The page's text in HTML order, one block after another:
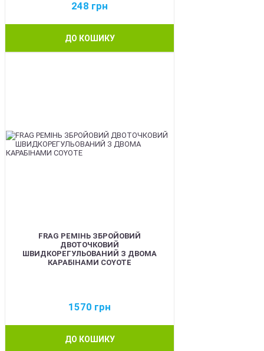
248 грн
ДО КОШИКУ
FRAG РЕМІНЬ ЗБРОЙОВИЙ
ДВОТОЧКОВИЙ
ШВИДКОРЕГУЛЬОВАНИЙ З ДВОМА
КАРАБІНАМИ COYOTE
1570 грн
ДО КОШИКУ